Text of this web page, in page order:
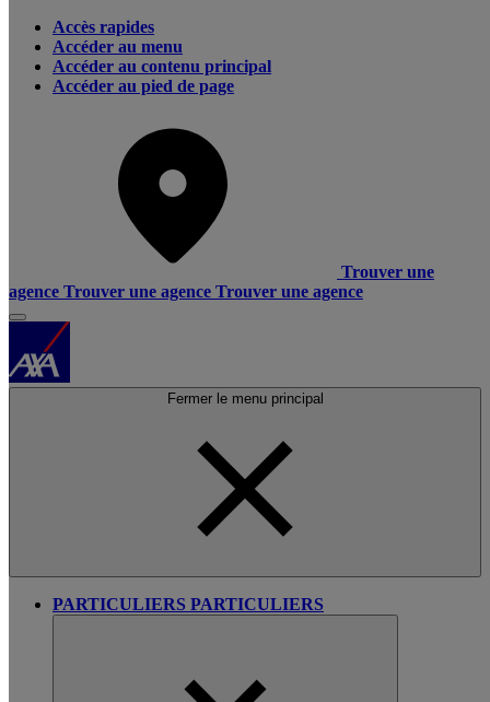
Accès rapides
Accéder au menu
Accéder au contenu principal
Accéder au pied de page
Trouver une
agence Trouver une agence Trouver une agence
Fermer le menu principal
PARTICULIERS PARTICULIERS